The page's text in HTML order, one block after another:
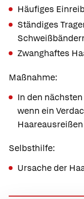
Häufiges
Ständiges
Zwanghaftes
Maßnahme:
In den
wenn ein
Selbsthilfe:
Ursache der